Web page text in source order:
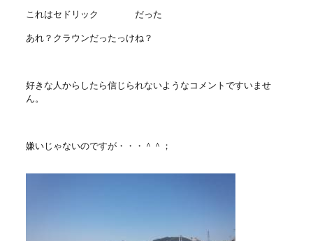
これはセドリック だった
あれ？クラウンだったっけね？
好きな人からしたら信じられないようなコメントですいませ
ん。
嫌いじゃないのですが・・・＾＾；